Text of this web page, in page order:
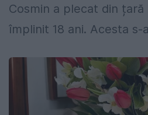
Cosmin a plecat din
împlinit 18 ani. Acesta s-